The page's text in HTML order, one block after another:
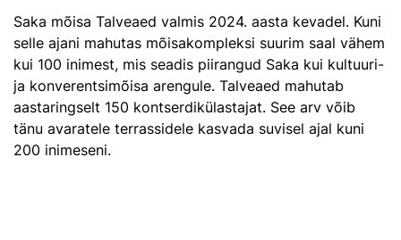
Saka mõisa Talveaed valmis 2024. aasta kevadel. Kuni
selle ajani mahutas mõisakompleksi suurim saal vähem
kui 100 inimest, mis seadis piirangud Saka kui kultuuri-
ja konverentsimõisa arengule. Talveaed mahutab
aastaringselt 150 kontserdikülastajat. See arv võib
tänu avaratele terrassidele kasvada suvisel ajal kuni
200 inimeseni.